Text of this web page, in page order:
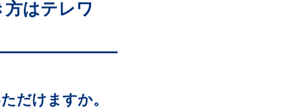
はテレワ
だけますか。